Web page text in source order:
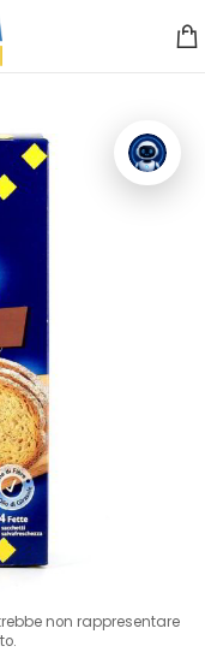
noi
non rappresentare